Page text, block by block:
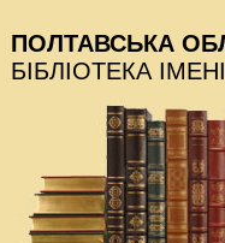
ПОЛТАВСЬКА
БІБЛІОТЕКА